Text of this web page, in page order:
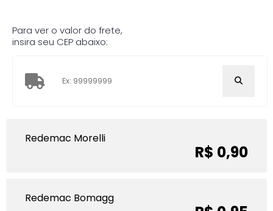
Para ver o valor do frete,
insira seu CEP abaixo:
Redemac Morelli
R$ 0,90
Redemac Bomagg